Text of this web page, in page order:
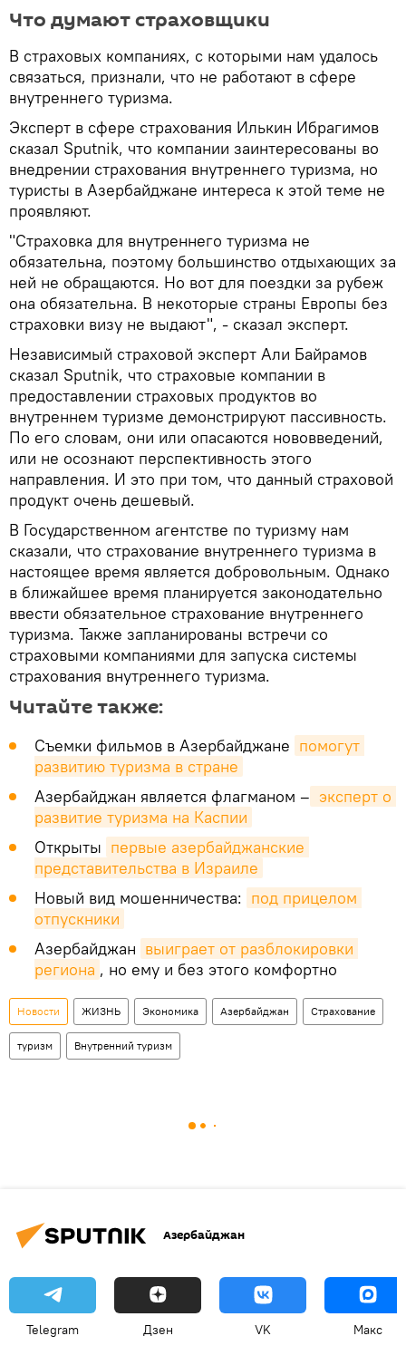
Что думают страховщики
В страховых компаниях, с которыми нам удалось
связаться, признали, что не работают в сфере
внутреннего туризма.
Эксперт в сфере страхования Илькин Ибрагимов
сказал Sputnik, что компании заинтересованы во
внедрении страхования внутреннего туризма, но
туристы в Азербайджане интереса к этой теме не
проявляют.
"Страховка для внутреннего туризма не
обязательна, поэтому большинство отдыхающих за
ней не обращаются. Но вот для поездки за рубеж
она обязательна. В некоторые страны Европы без
страховки визу не выдают", - сказал эксперт.
Независимый страховой эксперт Али Байрамов
сказал Sputnik, что страховые компании в
предоставлении страховых продуктов во
внутреннем туризме демонстрируют пассивность.
По его словам, они или опасаются нововведений,
или не осознают перспективность этого
направления. И это при том, что данный страховой
продукт очень дешевый.
В Государственном агентстве по туризму нам
сказали, что страхование внутреннего туризма в
настоящее время является добровольным. Однако
в ближайшее время планируется законодательно
ввести обязательное страхование внутреннего
туризма. Также запланированы встречи со
страховыми компаниями для запуска системы
страхования внутреннего туризма.
Читайте также:
Съемки фильмов в Азербайджане помогут
развитию туризма в стране
Азербайджан является флагманом – эксперт о
развитие туризма на Каспии
Открыты первые азербайджанские
представительства в Израиле
Новый вид мошенничества: под прицелом
отпускники
Азербайджан выиграет от разблокировки
региона , но ему и без этого комфортно
Новости ЖИЗНЬ Экономика Азербайджан Страхование
туризм Внутренний туризм
Азербайджан
Telegram Дзен VK Макс